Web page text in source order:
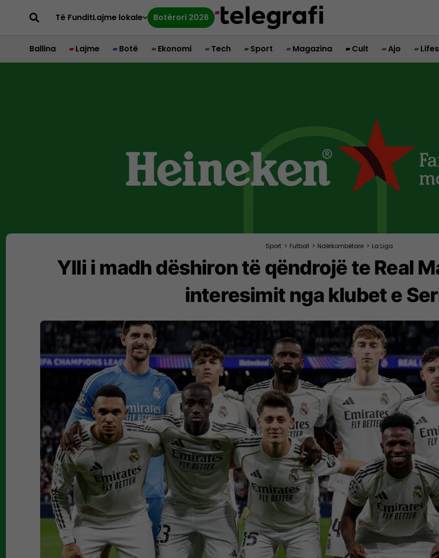
Të FunditLajme lokale Botërori 2026
Ballina Lajme Botë Ekonomi Tech Sport Magazina Cult Ajo
Sport > Futboll > Ndërkombëtare > La Liga
Ylli i madh dëshiron të qëndrojë te Real
interesimit nga klubet e